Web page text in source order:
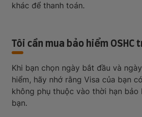
khác để thanh toán.
Tôi cần mua bảo hiểm OSHC
Khi bạn chọn ngày bắt đầu và
hiểm, hãy nhớ rằng Visa của bạn
không phụ thuộc vào thời hạn bảo
bạn.